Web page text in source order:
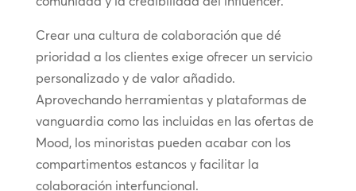
Crear una cultura de colaboración que dé
prioridad a los clientes exige ofrecer un servicio
personalizado y de valor añadido.
Aprovechando herramientas y plataformas de
vanguardia como las incluidas en las ofertas de
Mood, los minoristas pueden acabar con los
compartimentos estancos y facilitar la
colaboración interfuncional.